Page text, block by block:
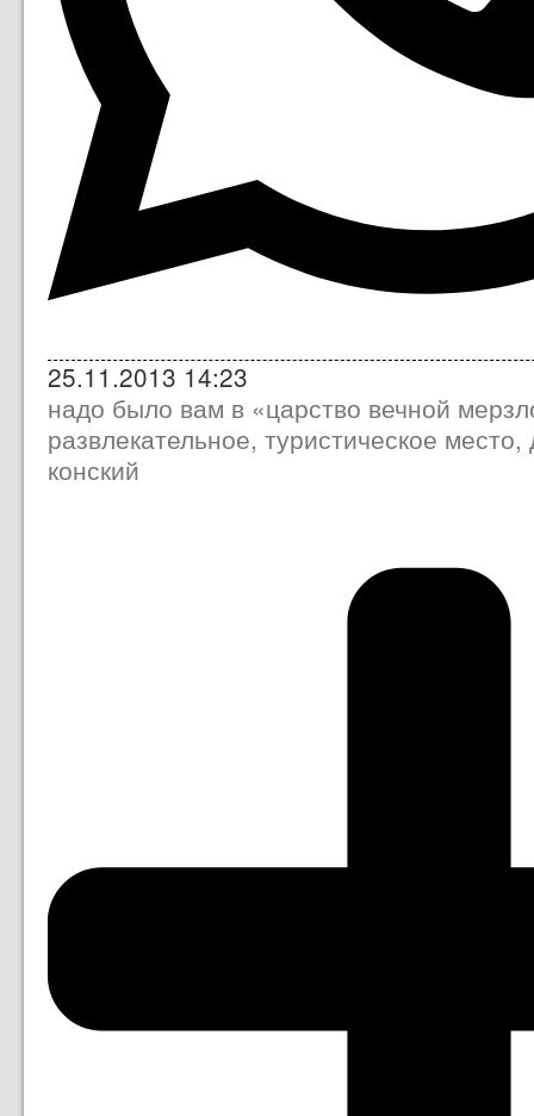
25.11.2013 14:23
надо было вам в «царство вечной
развлекательное, туристическое
конский